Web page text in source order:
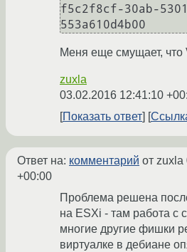
f5c2f8cf-30ab-
553a610d4b00
Меня еще смущает, что
zuxla
03.02.2016 12:41:10
Показать ответ
Ответ на: комментарий от zuxla
+00:00
Проблема решена
на ESXi - там работа с
многие другие фишки
виртуалке в дебиане